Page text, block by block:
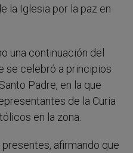
la Iglesia por la paz en
una continuación del
se celebró a principios
Padre, en la que
de la Curia
en la zona.
afirmando que